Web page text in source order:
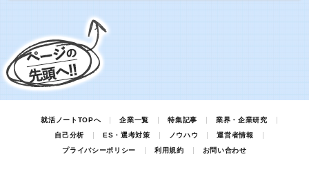
就活ノートTOPへ 企業一覧 特集記事
業界・企業研究
自己分析
ES・選考対策 ノウハウ
運営者情報
プライバシーポリシー
利用規約 お問い合わせ